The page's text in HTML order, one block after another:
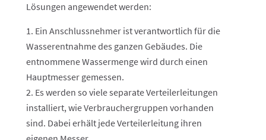
Lösungen angewendet werden:
Ein Anschlussnehmer ist verantwortlich für die
Wasserentnahme des ganzen Gebäudes. Die
entnommene Wassermenge wird durch einen
Hauptmesser gemessen.
Es werden so viele separate Verteilerleitungen
installiert, wie Verbrauchergruppen vorhanden
sind. Dabei erhält jede Verteilerleitung ihren